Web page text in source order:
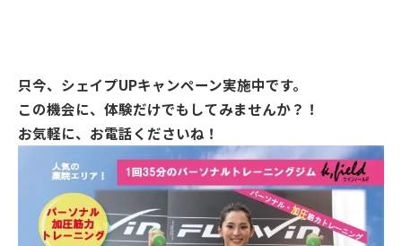
只今、シェイプUPキャンペーン実施中です。
この機会に、体験だけでもしてみませんか？！
お気軽に、お電話くださいね！